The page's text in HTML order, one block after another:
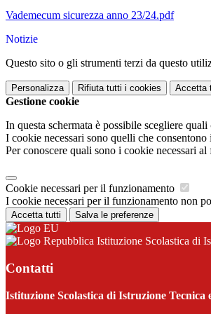
Vademecum sicurezza anno 23/24.pdf
Notizie
Questo sito o gli strumenti terzi da questo
Personalizza Rifiuta tutti i cookies Accetta
Gestione cookie
In questa schermata è possibile scegliere
I cookie necessari sono quelli che
Per conoscere quali sono i cookie necessari
Cookie necessari per il funzionamento
I cookie necessari per il funzionamento non
Accetta tutti Salva le preferenze
Istituzione Scolastica di
Contatti
Istituzione Scolastica di Istruzione